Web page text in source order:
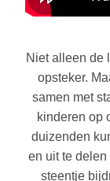
Niet alleen de
opsteker.
samen met
kinderen op
duizenden
en uit te
steentje